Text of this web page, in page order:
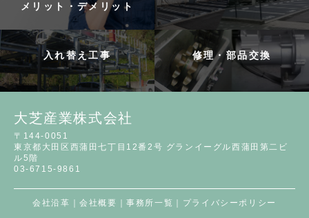
メリット・デメリット
入れ替え工事 修理・部品交換
大芝産業株式会社
〒144-0051
東京都大田区西蒲田七丁目12番2号 グランイーグル西蒲田第二ビ
ル5階
03-6715-9861
会社沿革 ｜会社概要 ｜事務所一覧 プライバシーポリシー